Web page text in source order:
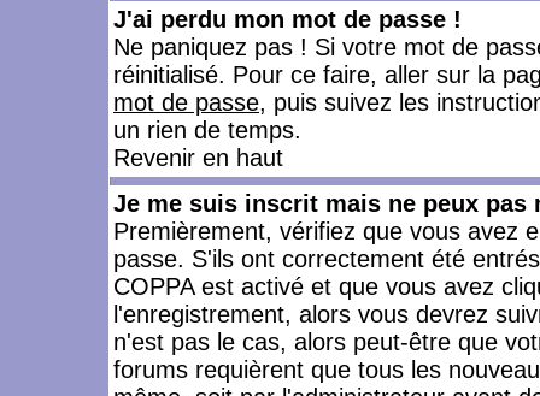
J'ai perdu mon mot de passe !
Ne paniquez pas ! Si votre mot de
réinitialisé. Pour ce faire, aller sur la
mot de passe, puis suivez les
un rien de temps.
Revenir en haut
Je me suis inscrit mais ne peux pas
Premièrement, vérifiez que vous avez
passe. S'ils ont correctement été
COPPA est activé et que vous avez
l'enregistrement, alors vous devrez
n'est pas le cas, alors peut-être que
forums requièrent que tous les